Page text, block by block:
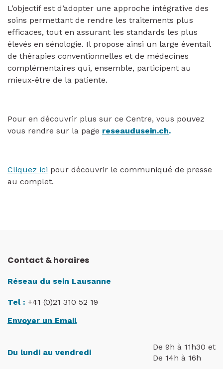
L’objectif est d’adopter une approche intégrative des
soins permettant de rendre les traitements plus
efficaces, tout en assurant les standards les plus
élevés en sénologie. Il propose ainsi un large éventail
de thérapies conventionnelles et de médecines
complémentaires qui, ensemble, participent au
mieux-être de la patiente.
Pour en découvrir plus sur ce Centre, vous pouvez
vous rendre sur la page reseaudusein.ch.
Cliquez ici pour découvrir le communiqué de presse
au complet.
Contact & horaires
Réseau du sein Lausanne
Tel : +41 (0)21 310 52 19
Envoyer un Email
Du lundi au vendredi
De 9h à 11h30 et
De 14h à 16h